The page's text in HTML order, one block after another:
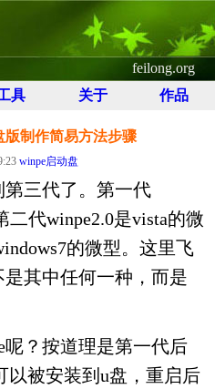
feilong.org
具 关于 作品
版制作简易方法步骤
winpe启动盘
第三代了。第一代
二代winpe2.0是vista的微
的微型。这里飞
其中任何一种，而是
？按道理是第一代后
以被安装到u盘，重启后